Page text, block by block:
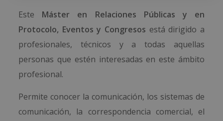
Este Máster en Relaciones Públicas y en
Protocolo, Eventos y Congresos está dirigido a
profesionales, técnicos y a todas aquellas
personas que estén interesadas en este ámbito
profesional.
Permite conocer la comunicación, los sistemas de
comunicación, la correspondencia comercial, el